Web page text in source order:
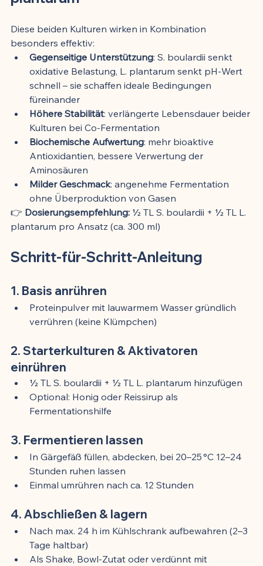
Diese beiden Kulturen wirken in Kombination
besonders effektiv:
Gegenseitige Unterstützung: S. boulardii senkt
oxidative Belastung, L. plantarum senkt pH-Wert
schnell – sie schaffen ideale Bedingungen
füreinander
Höhere Stabilität: verlängerte Lebensdauer beider
Kulturen bei Co-Fermentation
Biochemische Aufwertung: mehr bioaktive
Antioxidantien, bessere Verwertung der
Aminosäuren
Milder Geschmack: angenehme Fermentation
ohne Überproduktion von Gasen
👉 Dosierungsempfehlung: ½ TL S. boulardii + ½ TL L.
plantarum pro Ansatz (ca. 300 ml)
Schritt-für-Schritt-Anleitung
1. Basis anrühren
Proteinpulver mit lauwarmem Wasser gründlich
verrühren (keine Klümpchen)
2. Starterkulturen & Aktivatoren
einrühren
½ TL S. boulardii + ½ TL L. plantarum hinzufügen
Optional: Honig oder Reissirup als
Fermentationshilfe
3. Fermentieren lassen
In Gärgefäß füllen, abdecken, bei 20–25 °C 12–24
Stunden ruhen lassen
Einmal umrühren nach ca. 12 Stunden
4. Abschließen & lagern
Nach max. 24 h im Kühlschrank aufbewahren (2–3
Tage haltbar)
Als Shake, Bowl-Zutat oder verdünnt mit